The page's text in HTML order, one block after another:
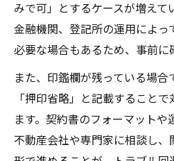
みで可」とするケースが増えて
金融機関、登記所の運用によ
必要な場合もあるため、事前に
また、印鑑欄が残っている場
「押印省略」と記載すること
ます。契約書のフォーマットや
不動産会社や専門家に相談し